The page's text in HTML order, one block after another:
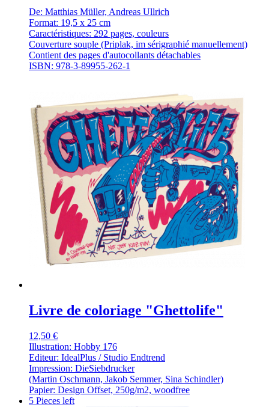
De: Matthias Müller, Andreas Ullrich
Format: 19,5 x 25 cm
Caractéristiques: 292 pages, couleurs
Couverture souple (Priplak, im sérigraphié manuellement)
Contient des pages d'autocollants détachables
ISBN: 978-3-89955-262-1
Livre de coloriage "Ghettolife"
12,50 €
Illustration: Hobby 176
Editeur: IdealPlus / Studio Endtrend
Impression: DieSiebdrucker
(Martin Oschmann, Jakob Semmer, Sina Schindler)
Papier: Design Offset, 250g/m2, woodfree
5 Pieces left